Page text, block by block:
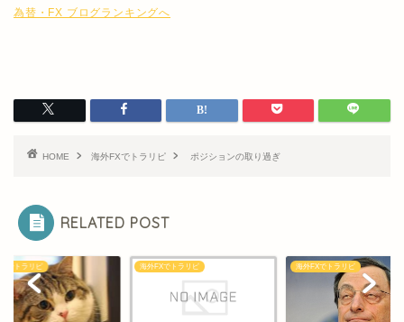
為替・FX ブログランキングへ
HOME 海外FXでトラリピ ポジションの取り過ぎ
RELATED POST
でトラリピ 海外FXでトラリピ 海外FXでトラリピ